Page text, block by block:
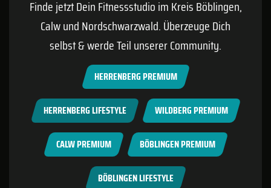
Finde jetzt Dein Fitnessstudio im KreisBöblingen,
Calwund Nordschwarzwald. Überzeuge Dich
selbst & werde Teil unserer Community.
HERRENBERG PREMIUM
HERRENBERG LIFESTYLE WILDBERG PREMIUM
CALW PREMIUM BÖBLINGEN PREMIUM
BÖBLINGEN LIFESTYLE